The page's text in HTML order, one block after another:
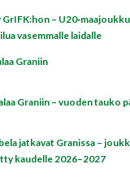
–
vasemmalle laidalle
Graniin
Graniin – vuoden tauko
jatkavat Granissa –
kaudelle 2026–2027